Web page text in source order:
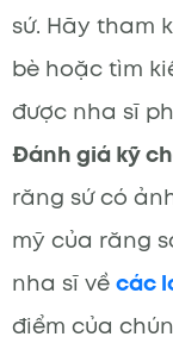
sứ. Hãy tham
bè hoặc tìm
được nha sĩ
Đánh giá kỹ
răng sứ có
mỹ của răng
nha sĩ vềcác
điểm của